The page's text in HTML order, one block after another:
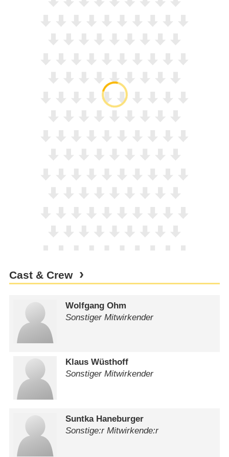
Cast & Crew
Wolfgang Ohm
Sonstiger Mitwirkender
Klaus Wüsthoff
Sonstiger Mitwirkender
Suntka Haneburger
Sonstige:r Mitwirkende:r